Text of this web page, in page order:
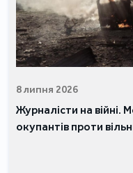
8 липня 2026
Журналісти на війні.
окупантів проти